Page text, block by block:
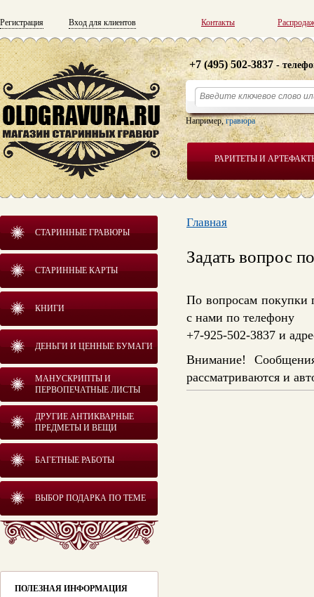
Регистрация Вход для клиентов Контакты
РАРИТЕТЫ И
+7 (495) 502-3837 -
Например,гравюра
СТАРИННЫЕ ГРАВЮРЫ
СТАРИННЫЕ КАРТЫ
КНИГИ
ДЕНЬГИ И ЦЕННЫЕ БУМАГИ
МАНУСКРИПТЫ И
ПЕРВОПЕЧАТНЫЕ ЛИСТЫ
ДРУГИЕ АНТИКВАРНЫЕ
ПРЕДМЕТЫ И ВЕЩИ
БАГЕТНЫЕ РАБОТЫ
ВЫБОР ПОДАРКА ПО ТЕМЕ
ПОЛЕЗНАЯ ИНФОРМАЦИЯ
Главная
Задать вопрос
По вопросам покупки
с нами по телефону
+7-925-502-3837 и
Внимание!
рассматриваются и